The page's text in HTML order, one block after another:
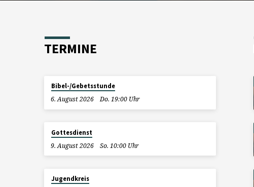
TERMINE
Bibel-/Gebetsstunde
6. August 2026
Do. 19:00 Uhr
Gottesdienst
9. August 2026
So. 10:00 Uhr
Jugendkreis